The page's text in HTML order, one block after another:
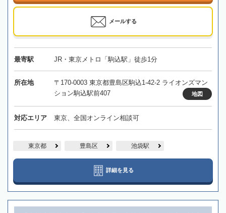
メールする
最寄駅 JR・東京メトロ「駒込駅」徒歩1分
所在地
〒170-0003 東京都豊島区駒込1-42-2 ライオンズマン
ション駒込駅前407
地図
対応エリア 東京、全国オンライン相談可
東京都 豊島区 池袋駅
詳細を見る